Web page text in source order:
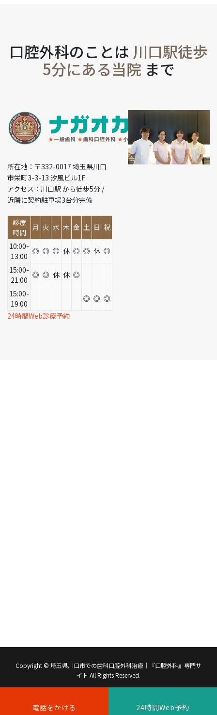
口腔外科のことは 川口駅徒歩
5分にある当院 まで
所在地：〒332-0017 埼玉県川口
市栄町3-3-13 汐風ビル1F
アクセス：川口駅 から徒歩5分 /
近隣に契約駐車場3台分完備
診療
時間
月 火 水 木 金 土 日 祝
10:00-
13:00
◎ ◎ ◎ 休 ◎ ◎ 休 ◎
15:00-
21:00
◎ ◎ 休 休 ◎
15:00-
19:00
◎ ◎ ◎
24時間Web診療予約
Copyright © 埼玉県川口市での歯科口腔外科治療｜『口腔外科』専門サ
イト All Rights Reserved.
電話をかける 24時間Web予約